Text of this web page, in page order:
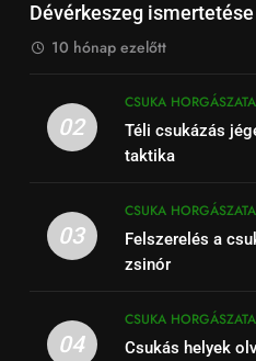
Dévérkeszeg
10 hónap ezelőtt
02
CSUKA HORGÁSZATA
Téli csukázás
taktika
03
CSUKA HORGÁSZATA
Felszerelés a
zsinór
04
CSUKA HORGÁSZATA
Csukás helyek